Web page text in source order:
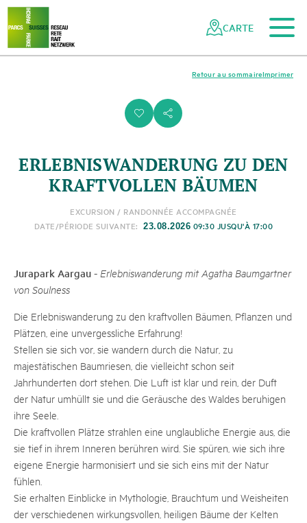
Naviguer
dans
réseau
Navigation
rapide
Vers le contenu principal
Vers la navigation mobile
Vers la recherche
Vers la zone des pieds
Vers le plan du site
CARTE
i s
Imprimer
Retour au sommaire
ERLEBNISWANDERUNG ZU DEN
KRAFTVOLLEN BÄUMEN
EXCURSION / RANDONNÉE ACCOMPAGNÉE
DATE/PÉRIODE SUIVANTE:
23.08.2026 09:30 JUSQU'À 17:00
Jurapark Aargau - Erlebniswanderung mit Agatha Baumgartner
von Soulness
Die Erlebniswanderung zu den kraftvollen Bäumen, Pflanzen und
Plätzen, eine unvergessliche Erfahrung!
Stellen sie sich vor, sie wandern durch die Natur, zu
majestätischen Baumriesen, die vielleicht schon seit
Jahrhunderten dort stehen. Die Luft ist klar und rein, der Duft
der Natur umhüllt sie und die Geräusche des Waldes beruhigen
ihre Seele.
Die kraftvollen Plätze strahlen eine unglaubliche Energie aus, die
sie tief in ihrem Inneren berühren wird. Sie spüren, wie sich ihre
eigene Energie harmonisiert und sie sich eins mit der Natur
fühlen.
Sie erhalten Einblicke in Mythologie, Brauchtum und Weisheiten
der verschiedenen wirkungsvollen, heiligen Bäume der Kelten